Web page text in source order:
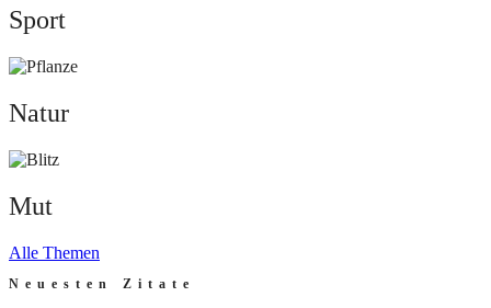
Sport
Natur
Natur
Mut
Mut
Alle Themen
Neuesten Zitate